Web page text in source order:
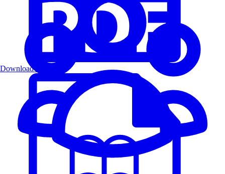
Download PDF